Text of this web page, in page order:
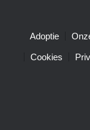
Adoptie
Cookies